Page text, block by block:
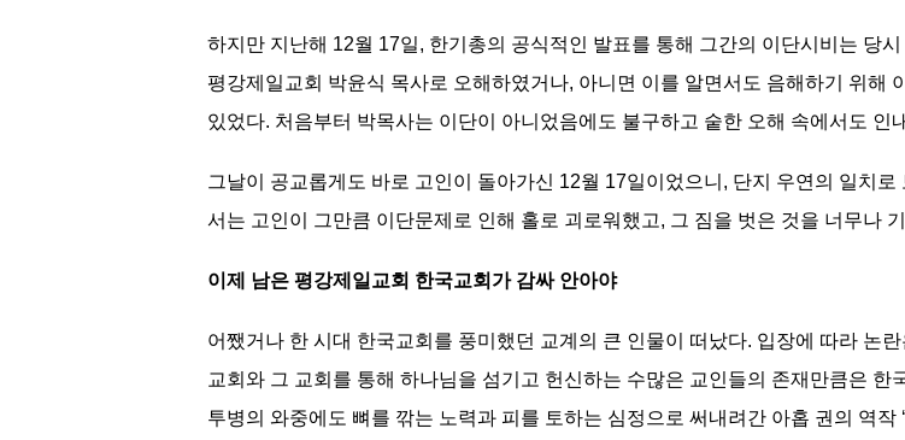
하지만 지난해 12월 17일, 한기총의 공식적인 발표를 통해 그간의 이단시비는 당
평강제일교회 박윤식 목사로 오해하였거나, 아니면 이를 알면서도 음해하기 위해
있었다. 처음부터 박목사는 이단이 아니었음에도 불구하고 숱한 오해 속에서도 인
그날이 공교롭게도 바로 고인이 돌아가신 12월 17일이었으니, 단지 우연의 일치
서는 고인이 그만큼 이단문제로 인해 홀로 괴로워했고, 그 짐을 벗은 것을 너무나
이제 남은 평강제일교회 한국교회가 감싸 안아야
어쨌거나 한 시대 한국교회를 풍미했던 교계의 큰 인물이 떠났다. 입장에 따라 논
교회와 그 교회를 통해 하나님을 섬기고 헌신하는 수많은 교인들의 존재만큼은
투병의 와중에도 뼈를 깎는 노력과 피를 토하는 심정으로 써내려간 아홉 권의 역